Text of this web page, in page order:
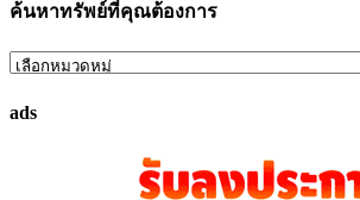
ค้นหาทรัพย์ที่คุณต้องการ
ค้นหา
ที่
ads